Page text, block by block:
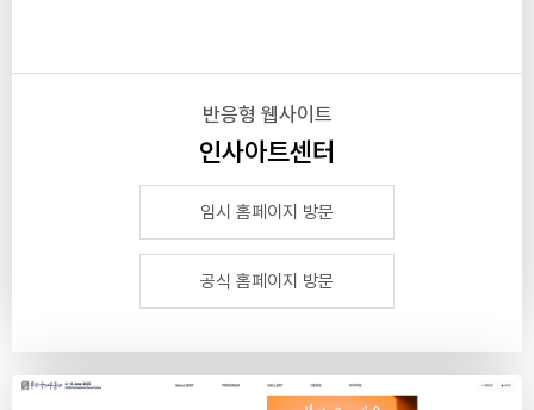
반응형 웹사이트
인사아트센터
임시 홈페이지 방문
공식 홈페이지 방문